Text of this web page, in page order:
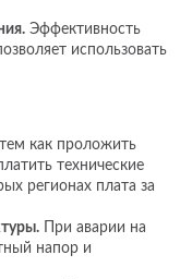
Эффективность
использовать
как проложить
технические
регионах плата за
При аварии на
напор и